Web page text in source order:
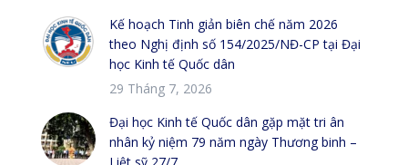
Kế hoạch Tinh giản biên chế năm 2026
theo Nghị định số 154/2025/NĐ-CP tại Đại
học Kinh tế Quốc dân
29 Tháng 7, 2026
Đại học Kinh tế Quốc dân gặp mặt tri ân
nhân kỷ niệm 79 năm ngày Thương binh –
Liệt sỹ 27/7